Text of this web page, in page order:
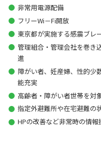
非常用電源配備
フリーWi－Fi開放
東京都が実施する感震ブレ
管理組合・管理会社を巻き
進
障がい者、妊産婦、性的少
能充実
高齢者・障がい者世帯を対
指定外避難所や在宅避難の
HPの改善など非常時の情